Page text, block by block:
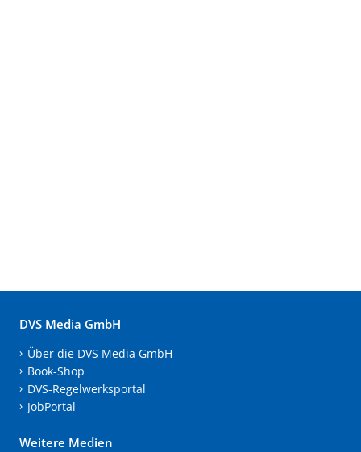
DVS Media GmbH
Über die DVS Media GmbH
Book-Shop
DVS-Regelwerksportal
JobPortal
Weitere Medien